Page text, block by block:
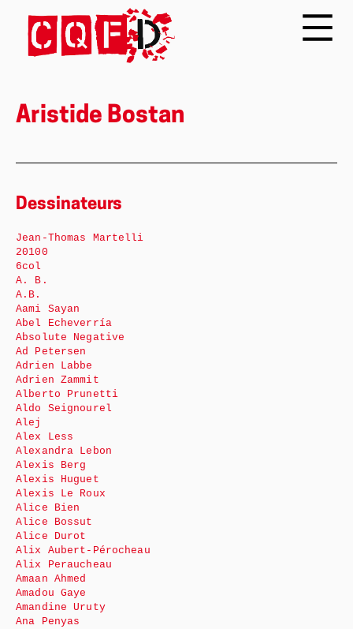
Aristide Bostan
Dessinateurs
Jean-Thomas Martelli
20100
6col
A. B.
A.B.
Aami Sayan
Abel Echeverría
Absolute Negative
Ad Petersen
Adrien Labbe
Adrien Zammit
Alberto Prunetti
Aldo Seignourel
Alej
Alex Less
Alexandra Lebon
Alexis Berg
Alexis Huguet
Alexis Le Roux
Alice Bien
Alice Bossut
Alice Durot
Alix Aubert-Pérocheau
Alix Peraucheau
Amaan Ahmed
Amadou Gaye
Amandine Uruty
Ana Penyas